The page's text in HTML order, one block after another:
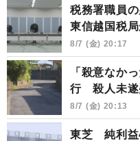
税務署職員
東信越国税
8/7 (金) 20:17
「殺意なか
行 殺人未遂
8/7 (金) 20:13
東芝 純利益